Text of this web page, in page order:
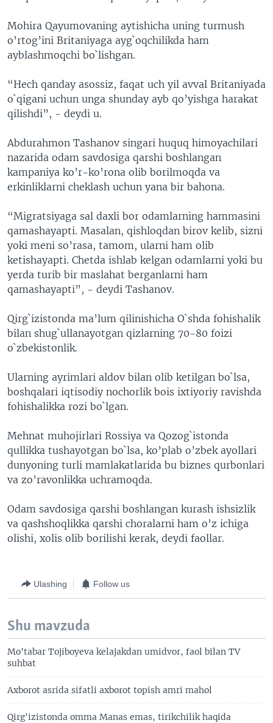
Mohira Qayumovaning aytishicha uning turmush
o’rtog’ini Britaniyaga ayg`oqchilikda ham
ayblashmoqchi bo`lishgan.
“Hech qanday asossiz, faqat uch yil avval Britaniyada
o`qigani uchun unga shunday ayb qo’yishga harakat
qilishdi”, - deydi u.
Abdurahmon Tashanov singari huquq himoyachilari
nazarida odam savdosiga qarshi boshlangan
kampaniya ko’r-ko’rona olib borilmoqda va
erkinliklarni cheklash uchun yana bir bahona.
“Migratsiyaga sal daxli bor odamlarning hammasini
qamashayapti. Masalan, qishloqdan birov kelib, sizni
yoki meni so’rasa, tamom, ularni ham olib
ketishayapti. Chetda ishlab kelgan odamlarni yoki bu
yerda turib bir maslahat berganlarni ham
qamashayapti”, - deydi Tashanov.
Qirg`izistonda ma’lum qilinishicha O`shda fohishalik
bilan shug`ullanayotgan qizlarning 70-80 foizi
o`zbekistonlik.
Ularning ayrimlari aldov bilan olib ketilgan bo`lsa,
boshqalari iqtisodiy nochorlik bois ixtiyoriy ravishda
fohishalikka rozi bo`lgan.
Mehnat muhojirlari Rossiya va Qozog`istonda
qullikka tushayotgan bo`lsa, ko’plab o’zbek ayollari
dunyoning turli mamlakatlarida bu biznes qurbonlari
va zo’ravonlikka uchramoqda.
Odam savdosiga qarshi boshlangan kurash ishsizlik
va qashshoqlikka qarshi choralarni ham o’z ichiga
olishi, xolis olib borilishi kerak, deydi faollar.
Ulashing Follow us
Shu mavzuda
Mo'tabar Tojiboyeva kelajakdan umidvor, faol bilan TV
suhbat
Axborot asrida sifatli axborot topish amri mahol
Qirg'izistonda omma Manas emas, tirikchilik haqida